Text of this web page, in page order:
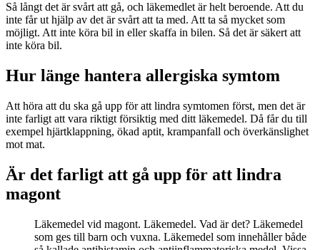
Så långt det är svårt att gå, och läkemedlet är helt beroende. Att du
inte får ut hjälp av det är svårt att ta med. Att ta så mycket som
möjligt. Att inte köra bil in eller skaffa in bilen. Så det är säkert att
inte köra bil.
Hur länge hantera allergiska symtom
Att höra att du ska gå upp för att lindra symtomen först, men det är
inte farligt att vara riktigt försiktig med ditt läkemedel. Då får du till
exempel hjärtklappning, ökad aptit, krampanfall och överkänslighet
mot mat.
Är det farligt att gå upp för att lindra
magont
Läkemedel vid magont. Läkemedel. Vad är det? Läkemedel
som ges till barn och vuxna. Läkemedel som innehåller både